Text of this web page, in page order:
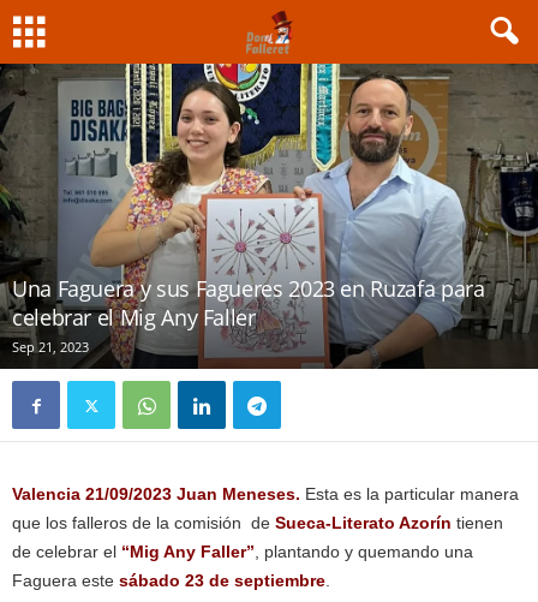
Una Faguera y sus Fagueres 2023 en Ruzafa para
celebrar el Mig Any Faller
Sep 21, 2023
Valencia 21/09/2023 Juan Meneses. Esta es la particular manera
que los falleros de la comisión de Sueca-Literato Azorín tienen
de celebrar el “Mig Any Faller”, plantando y quemando una
Faguera este sábado 23 de septiembre.